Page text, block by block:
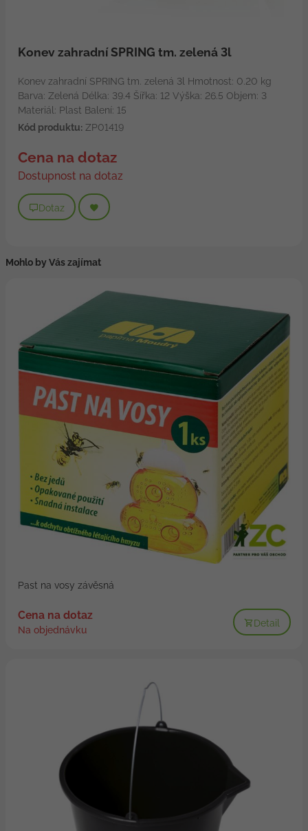
Konev zahradní SPRING tm. zelená 3l
Konev zahradní SPRING tm. zelená 3l Hmotnost: 0.20 kg
Barva: Zelená Délka: 39.4 Šířka: 12 Výška: 26.5 Objem: 3
Materiál: Plast Balení: 15
Kód produktu:ZP01419
Cena na dotaz
Dostupnost na dotaz
Dotaz
Mohlo by Vás zajímat
Past na vosy závěsná
Cena na dotaz
Na objednávku
Detail